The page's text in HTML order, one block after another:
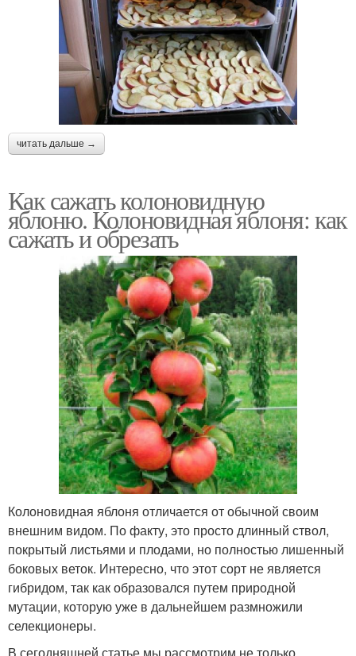
читать дальше →
Как сажать колоновидную
яблоню. Колоновидная яблоня: как
сажать и обрезать
Колоновидная яблоня отличается от обычной своим
внешним видом. По факту, это просто длинный ствол,
покрытый листьями и плодами, но полностью лишенный
боковых веток. Интересно, что этот сорт не является
гибридом, так как образовался путем природной
мутации, которую уже в дальнейшем размножили
селекционеры.
В сегодняшней статье мы рассмотрим не только